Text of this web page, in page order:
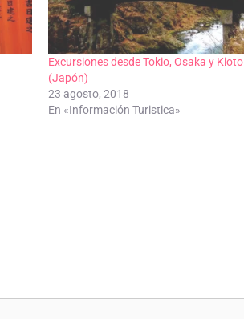
Excursiones desde Tokio, Osaka y Kioto
(Japón)
23 agosto, 2018
En «Información Turistica»